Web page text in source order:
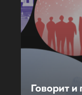
Говорит и